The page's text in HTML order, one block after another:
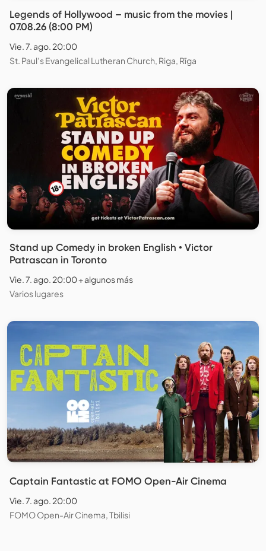
Legends of Hollywood – music from the movies |
07.08.26 (8:00 PM)
Vie. 7. ago. 20:00
St. Paul’s Evangelical Lutheran Church, Riga, Rīga
Stand up Comedy in broken English • Victor
Patrascan in Toronto
Vie. 7. ago. 20:00 + algunos más
Varios lugares
Captain Fantastic at FOMO Open-Air Cinema
Vie. 7. ago. 20:00
FOMO Open-Air Cinema, Tbilisi